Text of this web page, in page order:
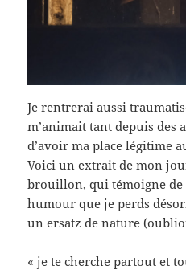
Je rentrerai aussi
m’animait tant depuis des
d’avoir ma place légitime
Voici un extrait de mon
brouillon, qui témoigne de
humour que je perds
un ersatz de nature
« je te cherche partout et